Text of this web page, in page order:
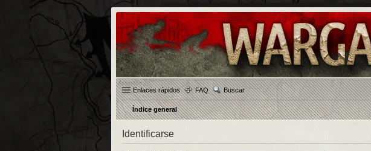
Enlaces rápidos FAQ Buscar
Índice general
Identificarse